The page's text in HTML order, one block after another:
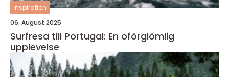
inspiration
06. August 2025
Surfresa till Portugal: En oförglömlig
upplevelse